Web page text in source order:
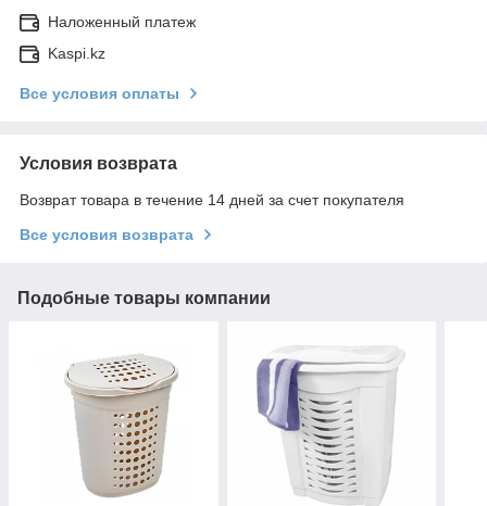
Наложенный платеж
Kaspi.kz
Все условия оплаты
Условия возврата
Возврат товара в течение 14 дней за счет покупателя
Все условия возврата
Подобные товары компании